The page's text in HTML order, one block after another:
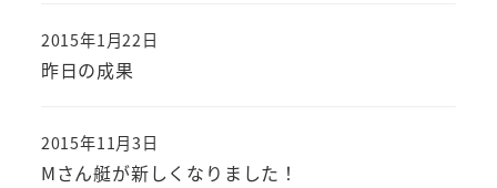
昨日の成果
投稿日
2015年1月22日
Mさん艇が新しくなりました！
投稿日
2015年11月3日